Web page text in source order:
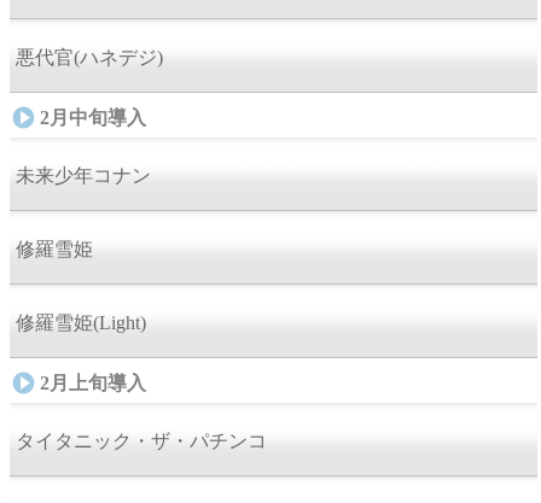
悪代官(ハネデジ)
2月中旬導入
未来少年コナン
修羅雪姫
修羅雪姫(Light)
2月上旬導入
タイタニック・ザ・パチンコ